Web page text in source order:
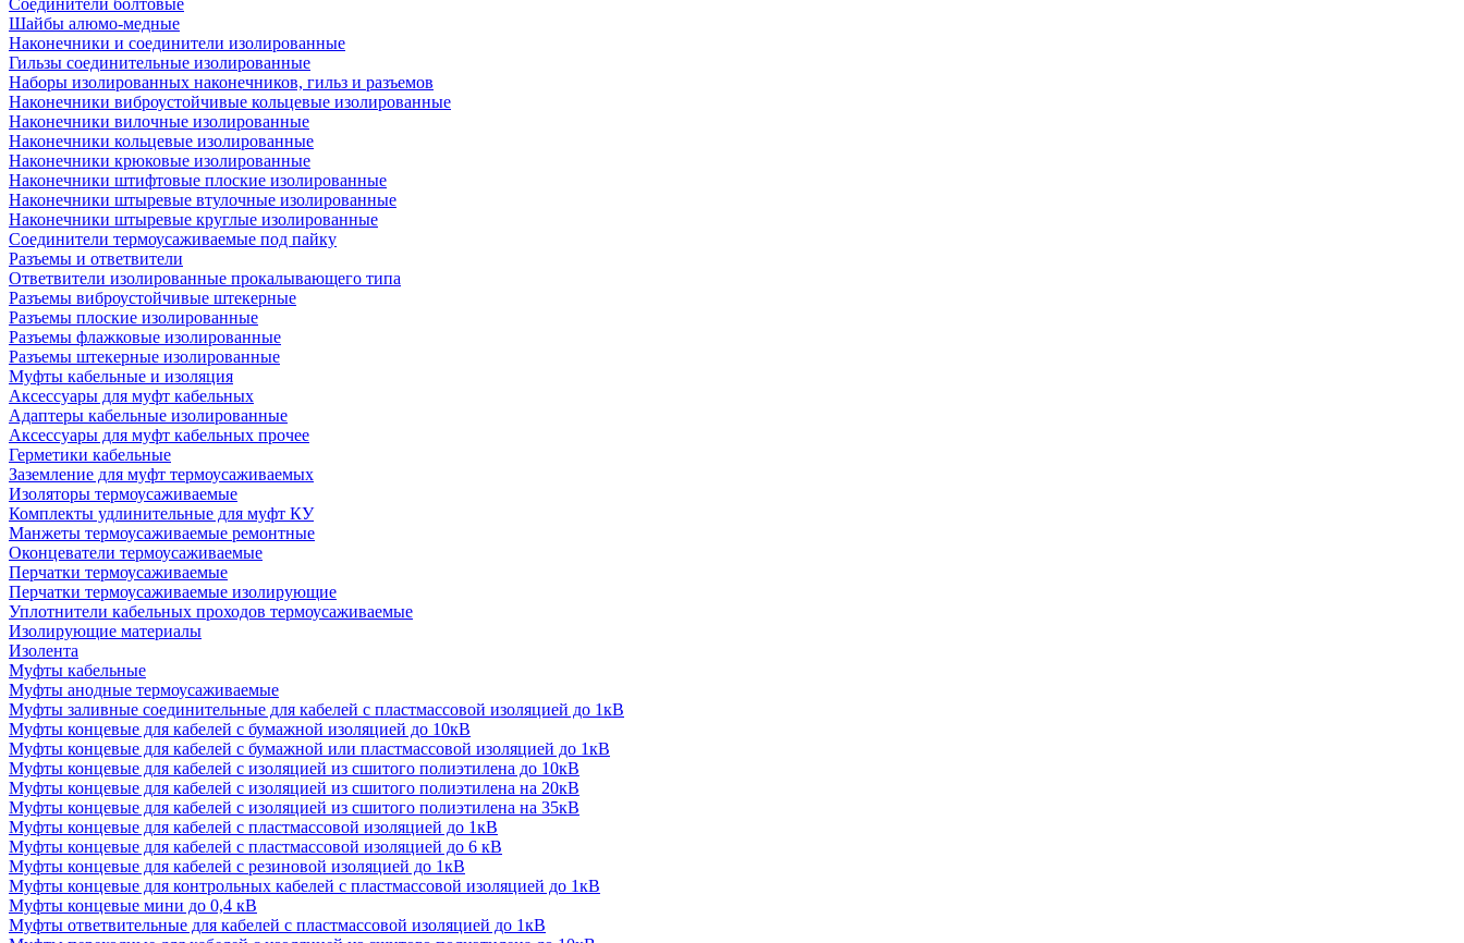
Соединители болтовые
Шайбы алюмо-медные
Наконечники и соединители изолированные
Гильзы соединительные изолированные
Наборы изолированных наконечников, гильз и разъемов
Наконечники виброустойчивые кольцевые изолированные
Наконечники вилочные изолированные
Наконечники кольцевые изолированные
Наконечники крюковые изолированные
Наконечники штифтовые плоские изолированные
Наконечники штыревые втулочные изолированные
Наконечники штыревые круглые изолированные
Соединители термоусаживаемые под пайку
Разъемы и ответвители
Ответвители изолированные прокалывающего типа
Разъемы виброустойчивые штекерные
Разъемы плоские изолированные
Разъемы флажковые изолированные
Разъемы штекерные изолированные
Муфты кабельные и изоляция
Аксессуары для муфт кабельных
Адаптеры кабельные изолированные
Аксессуары для муфт кабельных прочее
Герметики кабельные
Заземление для муфт термоусаживаемых
Изоляторы термоусаживаемые
Комплекты удлинительные для муфт КУ
Манжеты термоусаживаемые ремонтные
Оконцеватели термоусаживаемые
Перчатки термоусаживаемые
Перчатки термоусаживаемые изолирующие
Уплотнители кабельных проходов термоусаживаемые
Изолирующие материалы
Изолента
Муфты кабельные
Муфты анодные термоусаживаемые
Муфты заливные соединительные для кабелей с пластмассовой изоляцией до 1кВ
Муфты концевые для кабелей с бумажной изоляцией до 10кВ
Муфты концевые для кабелей с бумажной или пластмассовой изоляцией до 1кВ
Муфты концевые для кабелей с изоляцией из сшитого полиэтилена до 10кВ
Муфты концевые для кабелей с изоляцией из сшитого полиэтилена на 20кВ
Муфты концевые для кабелей с изоляцией из сшитого полиэтилена на 35кВ
Муфты концевые для кабелей с пластмассовой изоляцией до 1кВ
Муфты концевые для кабелей с пластмассовой изоляцией до 6 кВ
Муфты концевые для кабелей с резиновой изоляцией до 1кВ
Муфты концевые для контрольных кабелей с пластмассовой изоляцией до 1кВ
Муфты концевые мини до 0,4 кВ
Муфты ответвительные для кабелей с пластмассовой изоляцией до 1кВ